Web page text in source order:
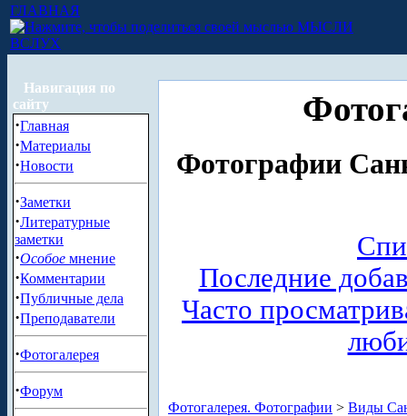
ГЛАВНАЯ
МЫСЛИ
ВСЛУХ
Навигация по
сайту
·Главная
·Материалы
·Новости
·Заметки
·Литературные
заметки
·Особое мнение
·Комментарии
·Публичные дела
·Преподаватели
·Фотогалерея
·Форум
Фотографии
Последние
Часто
Фотогалерея. Фотографии > Виды